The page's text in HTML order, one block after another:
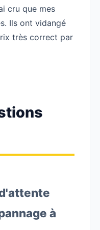
cru que mes
Ils ont vidangé
très correct par
à